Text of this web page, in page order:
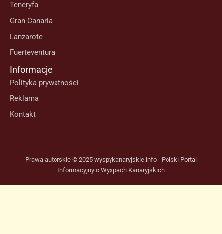
Teneryfa
Gran Canaria
Lanzarote
Fuerteventura
Informacje
Polityka prywatności
Reklama
Kontakt
Prawa autorskie © 2025 wyspykanaryjskie.info - Polski Portal
Informacyjny o Wyspach Kanaryjskich